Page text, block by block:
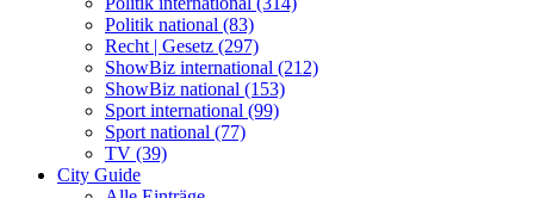
Politik national (83)
Recht | Gesetz (297)
ShowBiz international (212)
ShowBiz national (153)
Sport international (99)
Sport national (77)
TV (39)
City Guide